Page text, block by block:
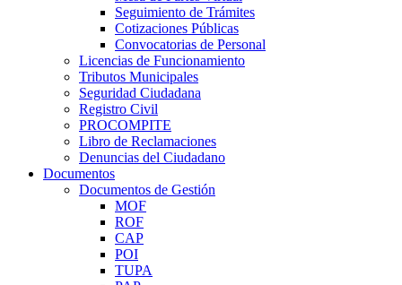
Seguimiento de Trámites
Cotizaciones Públicas
Convocatorias de Personal
Licencias de Funcionamiento
Tributos Municipales
Seguridad Ciudadana
Registro Civil
PROCOMPITE
Libro de Reclamaciones
Denuncias del Ciudadano
Documentos
Documentos de Gestión
MOF
ROF
CAP
POI
TUPA